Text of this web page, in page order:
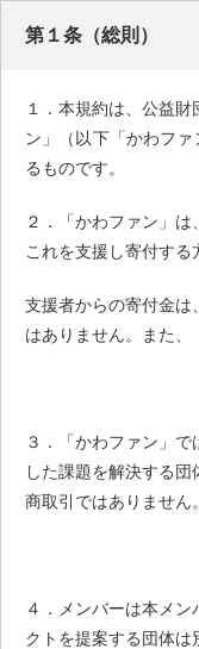
第１条（総則）
１．本規約は、公益
ン」（以下「かわフ
るものです。
２．「かわファン」
これを支援し寄付す
支援者からの寄付金
はありません。また
３．「かわファン」
した課題を解決する
商取引ではありません
４．メンバーは本メ
クトを提案する団体